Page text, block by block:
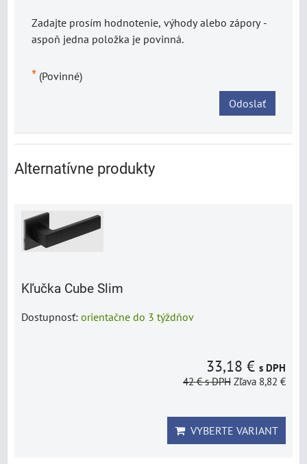
Zadajte prosím hodnotenie, výhody alebo zápory -
aspoň jedna položka je povinná.
* (Povinné)
Odoslať
Alternatívne produkty
Kľučka Cube Slim
Dostupnosť: orientačne do 3 týždňov
33,18 € s DPH
42 €s DPH Zľava 8,82 €
VYBERTE VARIANT